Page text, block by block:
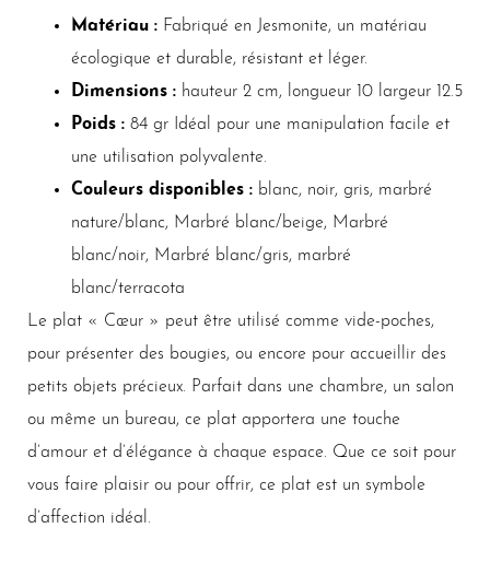
Matériau : Fabriqué en Jesmonite, un matériau
écologique et durable, résistant et léger.
Dimensions : hauteur 2 cm, longueur 10 largeur 12.5
Poids : 84 gr Idéal pour une manipulation facile et
une utilisation polyvalente.
Couleurs disponibles : blanc, noir, gris, marbré
nature/blanc, Marbré blanc/beige, Marbré
blanc/noir, Marbré blanc/gris, marbré
blanc/terracota
Le plat « Cœur » peut être utilisé comme vide-poches,
pour présenter des bougies, ou encore pour accueillir des
petits objets précieux. Parfait dans une chambre, un salon
ou même un bureau, ce plat apportera une touche
d’amour et d’élégance à chaque espace. Que ce soit pour
vous faire plaisir ou pour offrir, ce plat est un symbole
d’affection idéal.